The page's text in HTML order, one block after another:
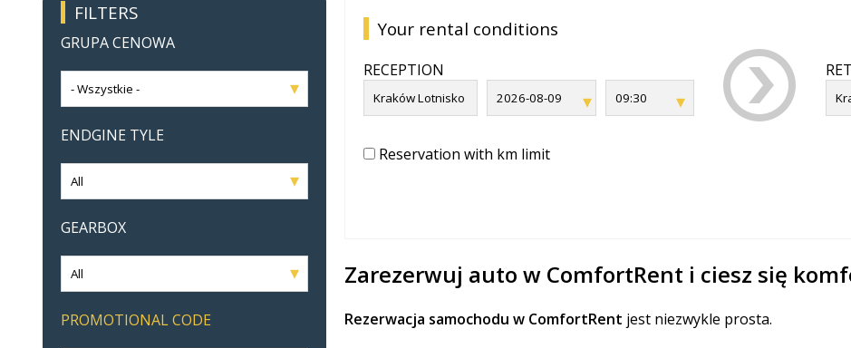
FILTERS
GRUPA CENOWA
ENDGINE TYLE
GEARBOX
PROMOTIONAL CODE
Your rental conditions
RECEPTION
Reservation with km limit
Zarezerwuj auto w ComfortRent i ciesz się
Rezerwacja samochodu w ComfortRent jest niezwykle prosta.